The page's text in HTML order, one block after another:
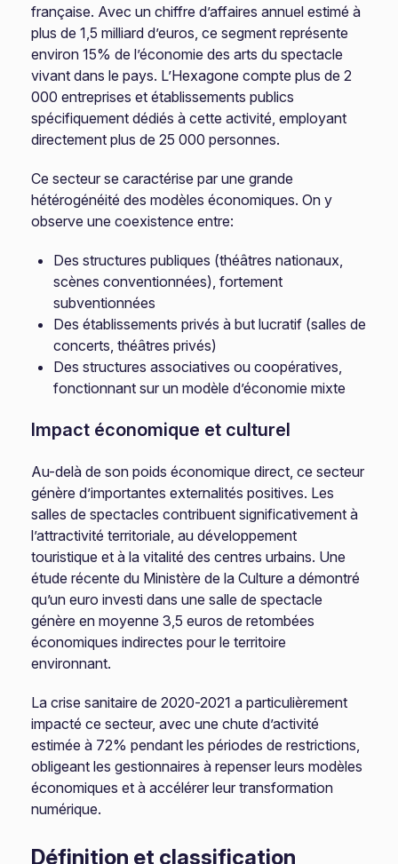
française. Avec un chiffre d’affaires annuel estimé à
plus de 1,5 milliard d’euros, ce segment représente
environ 15% de l’économie des arts du spectacle
vivant dans le pays. L’Hexagone compte plus de 2
000 entreprises et établissements publics
spécifiquement dédiés à cette activité, employant
directement plus de 25 000 personnes.
Ce secteur se caractérise par une grande
hétérogénéité des modèles économiques. On y
observe une coexistence entre:
Des structures publiques (théâtres nationaux,
scènes conventionnées), fortement
subventionnées
Des établissements privés à but lucratif (salles de
concerts, théâtres privés)
Des structures associatives ou coopératives,
fonctionnant sur un modèle d’économie mixte
Impact économique et culturel
Au-delà de son poids économique direct, ce secteur
génère d’importantes externalités positives. Les
salles de spectacles contribuent significativement à
l’attractivité territoriale, au développement
touristique et à la vitalité des centres urbains. Une
étude récente du Ministère de la Culture a démontré
qu’un euro investi dans une salle de spectacle
génère en moyenne 3,5 euros de retombées
économiques indirectes pour le territoire
environnant.
La crise sanitaire de 2020-2021 a particulièrement
impacté ce secteur, avec une chute d’activité
estimée à 72% pendant les périodes de restrictions,
obligeant les gestionnaires à repenser leurs modèles
économiques et à accélérer leur transformation
numérique.
Définition et classification